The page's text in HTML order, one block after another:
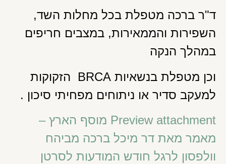
ד"ר ברכה מטפלת בכל מחלות השד,
השפירות והממאירות, במצבים חריפים
במהלך הנקה
וכן מטפלת בנשאיות BRCA הזקוקות
למעקב סדיר או ניתוחים מפחיתי סיכון .
Preview attachment מוסף הארץ –
מאמר מאת דר מיכל ברכה מביהח
וולפסון לרגל חודש המודעות לסרטן